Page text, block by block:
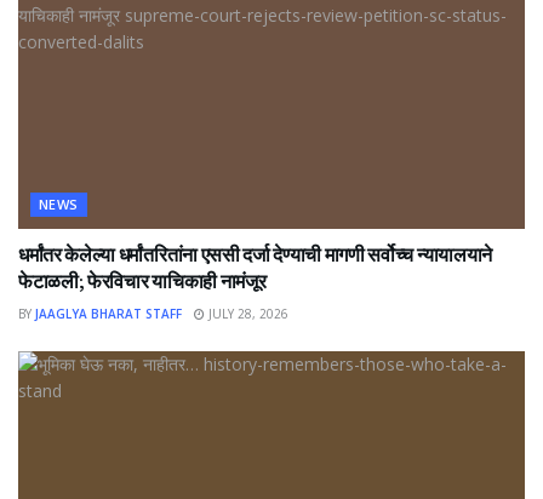
NEWS
धर्मांतर केलेल्या धर्मांतरितांना एससी दर्जा देण्याची मागणी सर्वोच्च न्यायालयाने
फेटाळली; फेरविचार याचिकाही नामंजूर
BY JAAGLYA BHARAT STAFF JULY 28, 2026